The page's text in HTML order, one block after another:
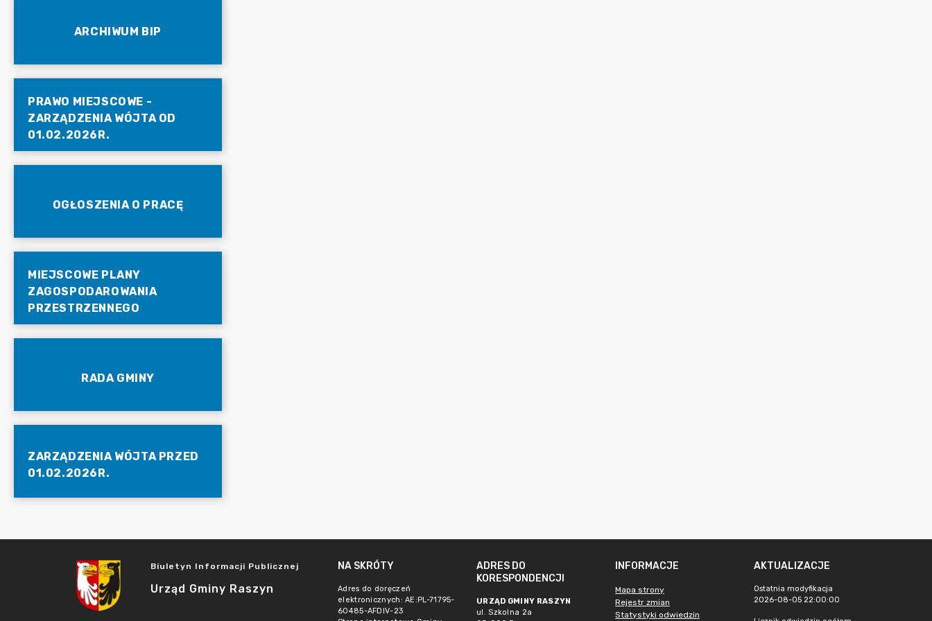
ARCHIWUM BIP
PRAWO MIEJSCOWE -
ZARZĄDZENIA WÓJTA OD
01.02.2026R.
OGŁOSZENIA O PRACĘ
MIEJSCOWE PLANY
ZAGOSPODAROWANIA
PRZESTRZENNEGO
RADA GMINY
ZARZĄDZENIA WÓJTA PRZED
01.02.2026R.
Biuletyn Informacji Publicznej
Urząd Gminy Raszyn
NA SKRÓTY
Adres do doręczeń
elektronicznych: AE:PL-71795-
60485-AFDIV-23
ADRES DO
KORESPONDENCJI
URZĄD GMINY RASZYN
ul. Szkolna 2a
INFORMACJE
Mapa strony
Rejestr zmian
Statystyki odwiedzin
AKTUALIZACJE
Ostatnia modyfikacja
2026-08-05 22:00:00